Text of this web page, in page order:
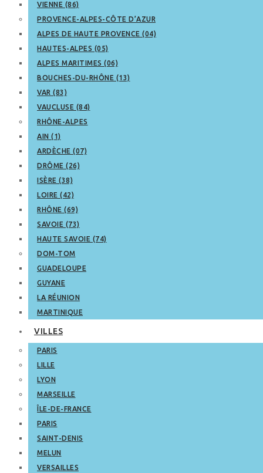
VIENNE (86)
PROVENCE-ALPES-CÔTE D’AZUR
ALPES DE HAUTE PROVENCE (04)
HAUTES-ALPES (05)
ALPES MARITIMES (06)
BOUCHES-DU-RHÔNE (13)
VAR (83)
VAUCLUSE (84)
RHÔNE-ALPES
AIN (1)
ARDÈCHE (07)
DRÔME (26)
ISÈRE (38)
LOIRE (42)
RHÔNE (69)
SAVOIE (73)
HAUTE SAVOIE (74)
DOM-TOM
GUADELOUPE
GUYANE
LA RÉUNION
MARTINIQUE
VILLES
PARIS
LILLE
LYON
MARSEILLE
ÎLE-DE-FRANCE
PARIS
SAINT-DENIS
MELUN
VERSAILLES